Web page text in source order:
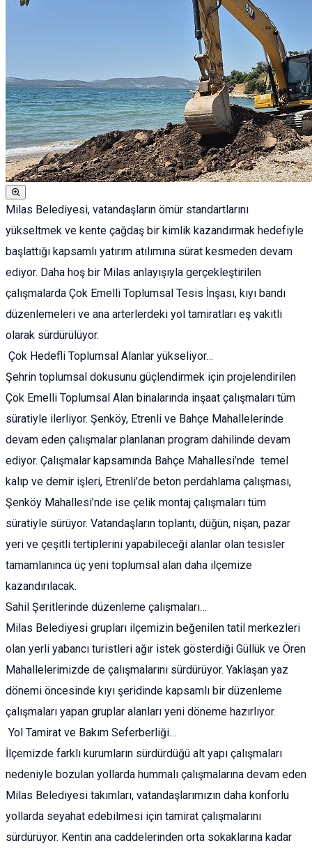
Milas Belediyesi, vatandaşların ömür standartlarını
yükseltmek ve kente çağdaş bir kimlik kazandırmak hedefiyle
başlattığı kapsamlı yatırım atılımına sürat kesmeden devam
ediyor. Daha hoş bir Milas anlayışıyla gerçekleştirilen
çalışmalarda Çok Emelli Toplumsal Tesis İnşası, kıyı bandı
düzenlemeleri ve ana arterlerdeki yol tamiratları eş vakitli
olarak sürdürülüyor.
Çok Hedefli Toplumsal Alanlar yükseliyor…
Şehrin toplumsal dokusunu güçlendirmek için projelendirilen
Çok Emelli Toplumsal Alan binalarında inşaat çalışmaları tüm
süratiyle ilerliyor. Şenköy, Etrenli ve Bahçe Mahallelerinde
devam eden çalışmalar planlanan program dahilinde devam
ediyor. Çalışmalar kapsamında Bahçe Mahallesi’nde temel
kalıp ve demir işleri, Etrenli’de beton perdahlama çalışması,
Şenköy Mahallesi’nde ise çelik montaj çalışmaları tüm
süratiyle sürüyor. Vatandaşların toplantı, düğün, nişan, pazar
yeri ve çeşitli tertiplerini yapabileceği alanlar olan tesisler
tamamlanınca üç yeni toplumsal alan daha ilçemize
kazandırılacak.
Sahil Şeritlerinde düzenleme çalışmaları…
Milas Belediyesi grupları ilçemizin beğenilen tatil merkezleri
olan yerli yabancı turistleri ağır istek gösterdiği Güllük ve Ören
Mahallelerimizde de çalışmalarını sürdürüyor. Yaklaşan yaz
dönemi öncesinde kıyı şeridinde kapsamlı bir düzenleme
çalışmaları yapan gruplar alanları yeni döneme hazırlıyor.
Yol Tamirat ve Bakım Seferberliği…
İlçemizde farklı kurumların sürdürdüğü alt yapı çalışmaları
nedeniyle bozulan yollarda hummalı çalışmalarına devam eden
Milas Belediyesi takımları, vatandaşlarımızın daha konforlu
yollarda seyahat edebilmesi için tamirat çalışmalarını
sürdürüyor. Kentin ana caddelerinden orta sokaklarına kadar